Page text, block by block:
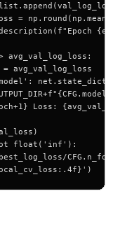
=
{epoch
avg_val_log_loss:
avg_val_log_loss
net.state_dict()},
Loss:
float('inf'):
CFG.n_fold